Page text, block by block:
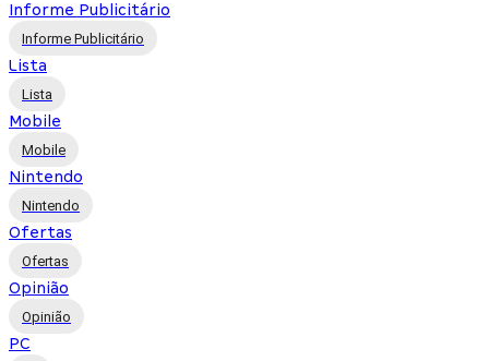
Informe Publicitário
Informe Publicitário
Lista
Lista
Mobile
Mobile
Nintendo
Nintendo
Ofertas
Ofertas
Opinião
Opinião
PC